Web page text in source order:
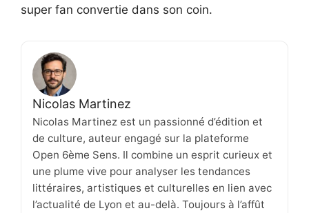
super fan convertie dans son coin.
Nicolas Martinez
Nicolas Martinez est un passionné d’édition et
de culture, auteur engagé sur la plateforme
Open 6ème Sens. Il combine un esprit curieux et
une plume vive pour analyser les tendances
littéraires, artistiques et culturelles en lien avec
l’actualité de Lyon et au-delà. Toujours à l’affût